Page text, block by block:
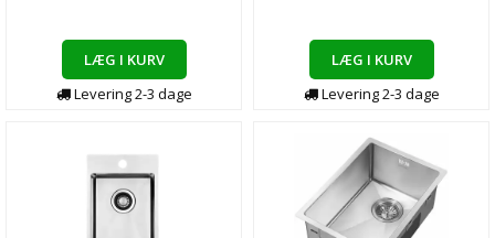
LÆG I KURV
Levering2-3 dage
LÆG I KURV
Levering2-3 dage